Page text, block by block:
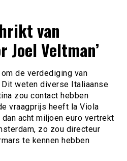
van
Veltman’
de verdediging van
weten diverse Italiaanse
zou contact hebben
vraagprijs heeft la Viola
acht miljoen euro vertrekt
zo zou directeur
te kennen hebben